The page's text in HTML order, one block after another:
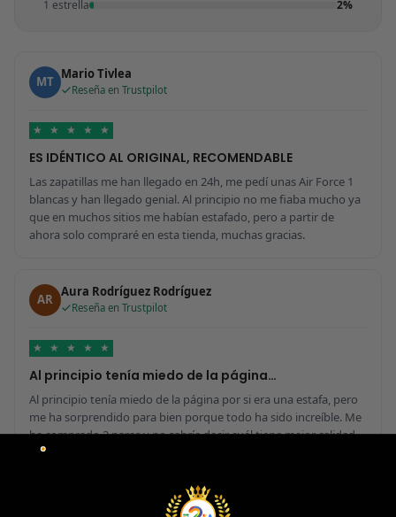
1 estrella
2%
MT Mario Tivlea
Reseña en Trustpilot
★ ★ ★ ★ ★
ES IDÉNTICO AL ORIGINAL, RECOMENDABLE
Las zapatillas me han llegado en 24h, me pedí unas Air Force 1
blancas y han llegado genial. Al principio no me fiaba mucho ya
que en muchos sitios me habían estafado, pero a partir de
ahora solo compraré en esta tienda, muchas gracias.
AR Aura Rodríguez Rodríguez
Reseña en Trustpilot
★ ★ ★ ★ ★
Al principio tenía miedo de la página…
Al principio tenía miedo de la página por si era una estafa, pero
me ha sorprendido para bien porque todo ha sido increíble. Me
he comprado 2 pares y no sabría decir cuál tiene mejor calidad,
parecen de marcas verdaderas. Entrega súper rápida, embalaje